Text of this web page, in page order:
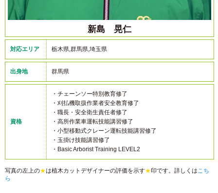
新島 晃仁
対応エリア 栃木県,群馬県,埼玉県
出身地 群馬県
資格
・チェーンソー特別教育修了
・刈払機取扱作業者安全教育修了
・職長・安全衛生責任者修了
・高所作業車運転技能講習修了
・小型移動式クレーン運転技能講習修了
・玉掛け技能講習修了
・Basic Arborist Training LEVEL2
写真の左上の★は植木カットデザイナーの評価を示す★印です。詳しくはこち
ら